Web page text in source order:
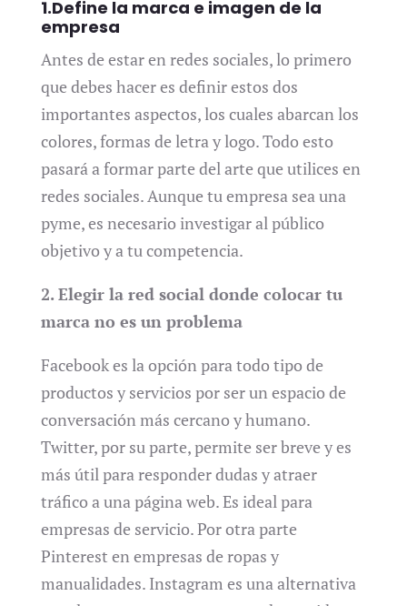
1.Define la marca e imagen de la
empresa
Antes de estar en redes sociales, lo primero
que debes hacer es definir estos dos
importantes aspectos, los cuales abarcan los
colores, formas de letra y logo. Todo esto
pasará a formar parte del arte que utilices en
redes sociales. Aunque tu empresa sea una
pyme, es necesario investigar al público
objetivo y a tu competencia.
2. Elegir la red social donde colocar tu
marca no es un problema
Facebook es la opción para todo tipo de
productos y servicios por ser un espacio de
conversación más cercano y humano.
Twitter, por su parte, permite ser breve y es
más útil para responder dudas y atraer
tráfico a una página web. Es ideal para
empresas de servicio. Por otra parte
Pinterest en empresas de ropas y
manualidades. Instagram es una alternativa